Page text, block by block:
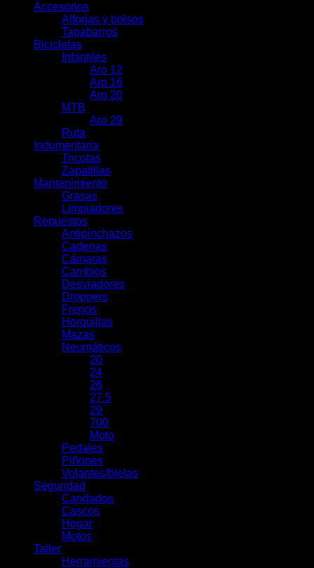
Accesorios
Alforjas y bolsos
Tapabarros
Bicicletas
Infantiles
Aro 12
Aro 16
Aro 20
MTB
Aro 29
Ruta
Indumentaria
Tricotas
Zapatillas
Mantenimiento
Grasas
Limpiadores
Repuestos
Antipinchazos
Cadenas
Cámaras
Cambios
Desviadores
Droppers
Frenos
Horquillas
Mazas
Neumáticos
20
24
26
27.5
29
700
Moto
Pedales
Piñones
Volantes/bielas
Seguridad
Candados
Cascos
Hogar
Motos
Taller
Herramientas